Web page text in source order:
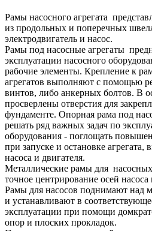
Рамы насосного агрегата
из продольных и поперечных
электродвигатель и насос.
Рамы под насосные агрегаты
эксплуатации насосного
рабочие элементы. Крепление к
агрегатов выполняют с помощью
винтов, либо анкерных болтов. В
просверлены отверстия для
фундаменте. Опорная рама под
решать ряд важных задач по
оборудования - поглощать
при запуске и остановке агрегата,
насоса и двигателя.
Металлические рамы для
точное центрирование осей насоса
Рамы для насосов поднимают над
и устанавливают в
эксплуатации при помощи
опор и плоских прокладок.